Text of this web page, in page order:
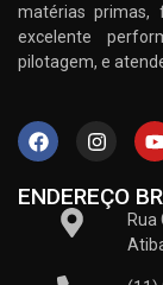
matérias primas,
excelente
pilotagem, e
ENDEREÇO
Rua